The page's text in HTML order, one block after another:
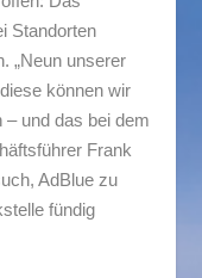
Standorten
„Neun unserer
können wir
– und das bei dem
Frank
AdBlue zu
fündig